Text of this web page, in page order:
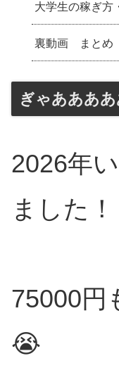
大学生の稼ぎ方
裏動画 まとめ
ぎゃあああ
2026年
ました！
75000円
😭